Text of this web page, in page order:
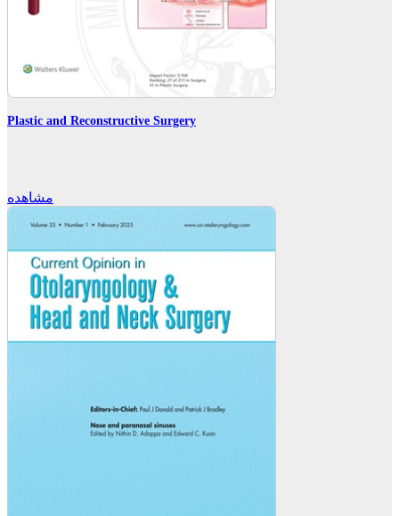
Plastic and Reconstructive Surgery
مشاهده